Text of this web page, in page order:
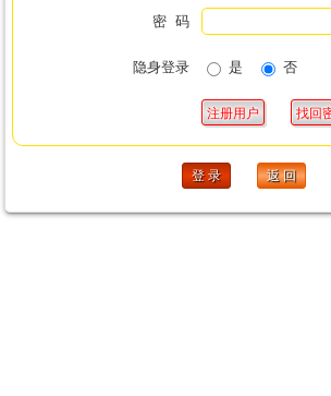
密 码
隐身登录 是 否